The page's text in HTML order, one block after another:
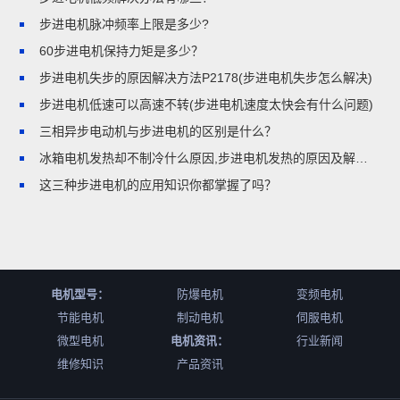
步进电机脉冲频率上限是多少?
60步进电机保持力矩是多少？
步进电机失步的原因解决方法P2178(步进电机失步怎么解决)
步进电机低速可以高速不转(步进电机速度太快会有什么问题)
三相异步电动机与步进电机的区别是什么？
这三种步进电机的应用知识你都掌握了吗？
电机型号： 防爆电机
变频电机
节能电机
制动电机
伺服电机
微型电机
电机资讯：
行业新闻
维修知识
产品资讯